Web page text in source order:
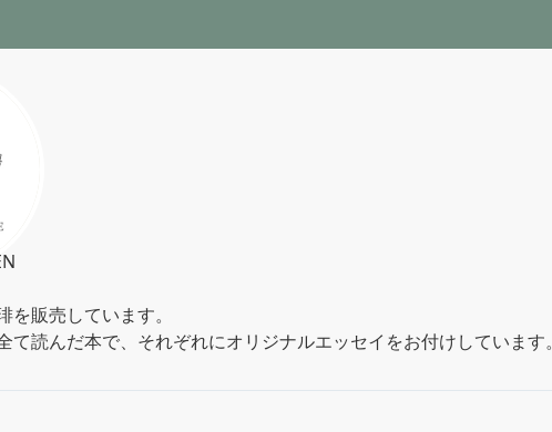
販売しています。
て読んだ本で、それぞれにオリジナルエッセイをお付けしています。